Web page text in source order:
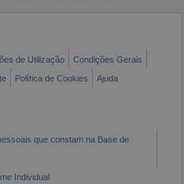
de Utilização
Condições Gerais
Política de Cookies Ajuda
que constam na Base de
Individual